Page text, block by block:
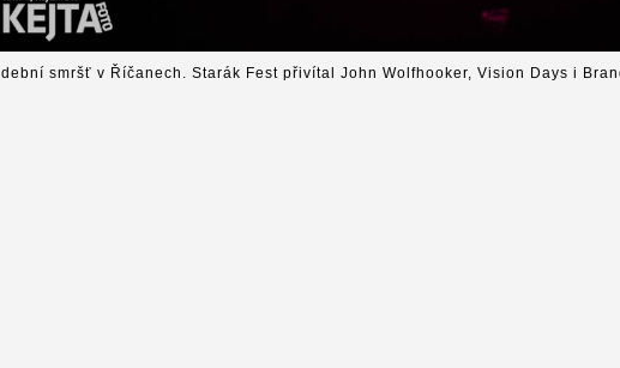
smršť v Říčanech. Starák Fest přivítal John Wolfhooker, Vision Days i